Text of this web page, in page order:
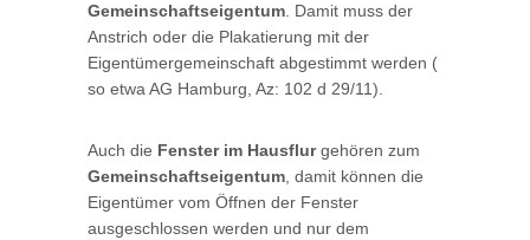
Gemeinschaftseigentum. Damit muss der
Anstrich oder die Plakatierung mit der
Eigentümergemeinschaft abgestimmt werden (
so etwa AG Hamburg, Az: 102 d 29/11).
Auch die Fenster im Hausflurgehören zum
Gemeinschaftseigentum, damit können die
Eigentümer vom Öffnen der Fenster
ausgeschlossen werden und nur dem